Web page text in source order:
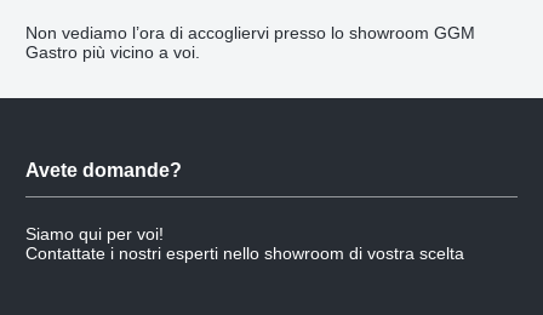
Non vediamo l’ora di accogliervi presso lo showroom GGM
Gastro più vicino a voi.
Avete domande?
Siamo qui per voi!
Contattate i nostri esperti nello showroom di vostra scelta